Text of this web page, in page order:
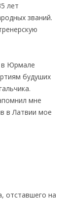
лет
званий.
в Юрмале
будуших
мне
в Латвии мое
отставшего на